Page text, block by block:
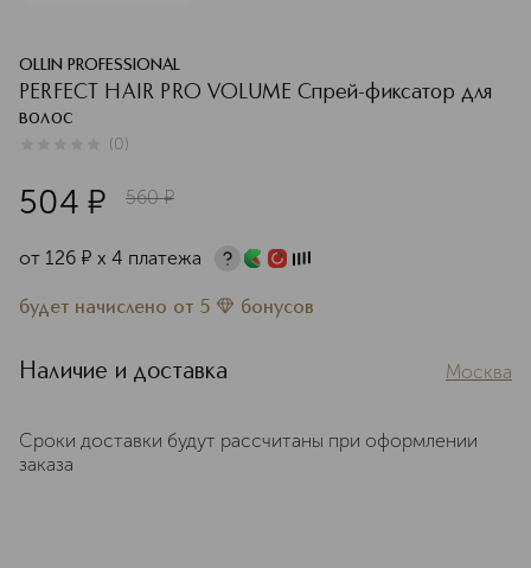
OLLIN PROFESSIONAL
PERFECT HAIR PRO VOLUME Спрей-фиксатор для
волос
(0)
504 ¤ 560 ¤
от 126 ¤ х 4 платежа
будет начислено от 5 бонусов
Наличие и доставка Москва
Сроки доставки будут рассчитаны при оформлении
заказа